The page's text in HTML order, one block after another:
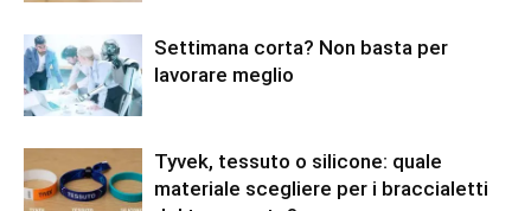
Settimana corta? Non basta per
lavorare meglio
Tyvek, tessuto o silicone: quale
materiale scegliere per i braccialetti